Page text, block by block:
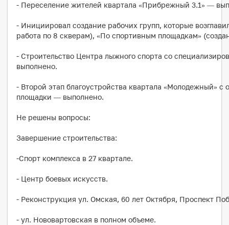
- Переселение жителей квартала «Прибрежный 3.1» —
- Инициировал создание рабочих групп, которые
работа по 8 скверам), «По спортивным площадкам»
- Строительство Центра лыжного спорта со
выполнено.
- Второй этап благоустройства квартала «Молодежный»
площадки — выполнено.
Не решены вопросы:
Завершение строительства:
-Спорт комплекса в 27 квартале.
- Центр боевых искусств.
- Реконструкция ул. Омская, 60 лет Октября, Проспект
- ул. Нововартовская в полном объеме.